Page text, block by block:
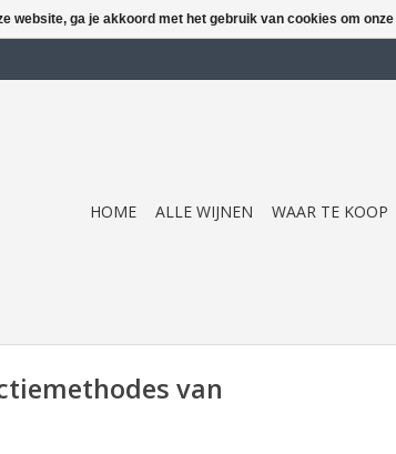
HOME ALLE WIJNEN WAAR TE KOOP
van
website, ga je akkoord met het gebruik van cookies om